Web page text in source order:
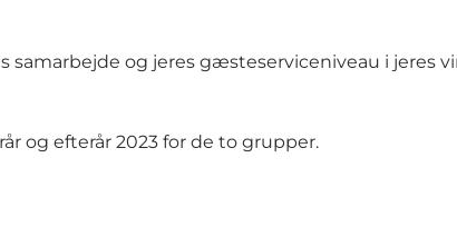
og jeres gæsteserviceniveau i jeres
og efterår 2023 for de to grupper.